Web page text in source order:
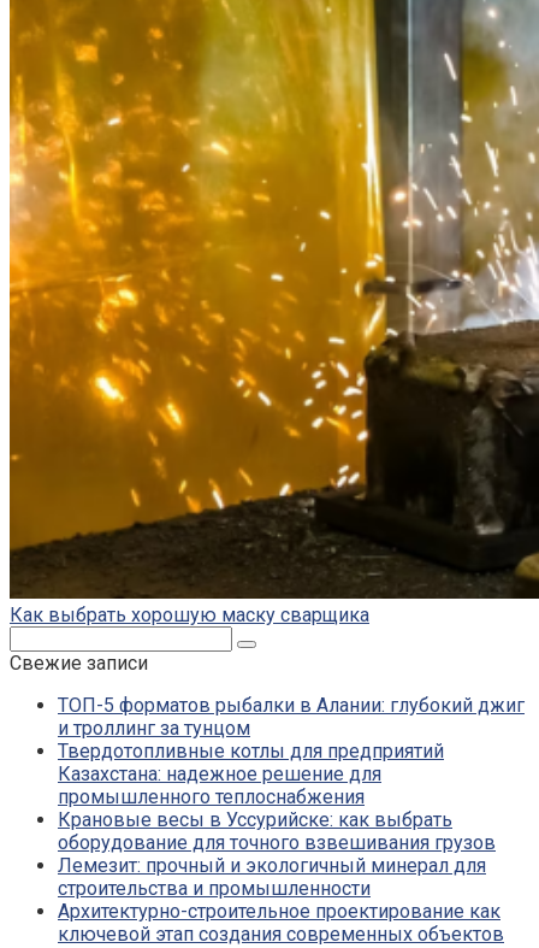
Как выбрать хорошую маску сварщика
Свежие записи
ТОП-5 форматов рыбалки в Алании: глубокий джиг
и троллинг за тунцом
Твердотопливные котлы для предприятий
Казахстана: надежное решение для
промышленного теплоснабжения
Крановые весы в Уссурийске: как выбрать
оборудование для точного взвешивания грузов
Лемезит: прочный и экологичный минерал для
строительства и промышленности
Архитектурно-строительное проектирование как
ключевой этап создания современных объектов